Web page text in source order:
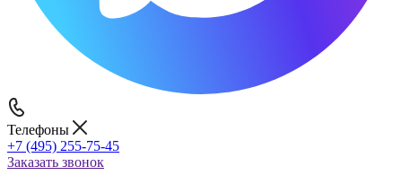
Телефоны
+7 (495) 255-75-45
Заказать звонок